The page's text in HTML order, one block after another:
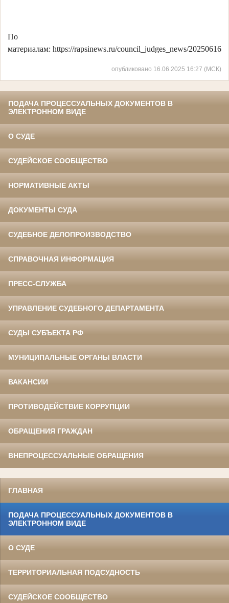
По
материалам: https://rapsinews.ru/council_judges_news/20250616/
опубликовано 16.06.2025 16:27 (МСК)
ПОДАЧА ПРОЦЕССУАЛЬНЫХ ДОКУМЕНТОВ В
ЭЛЕКТРОННОМ ВИДЕ
О СУДЕ
СУДЕЙСКОЕ СООБЩЕСТВО
НОРМАТИВНЫЕ АКТЫ
ДОКУМЕНТЫ СУДА
СУДЕБНОЕ ДЕЛОПРОИЗВОДСТВО
СПРАВОЧНАЯ ИНФОРМАЦИЯ
ПРЕСС-СЛУЖБА
УПРАВЛЕНИЕ СУДЕБНОГО ДЕПАРТАМЕНТА
СУДЫ СУБЪЕКТА РФ
МУНИЦИПАЛЬНЫЕ ОРГАНЫ ВЛАСТИ
ВАКАНСИИ
ПРОТИВОДЕЙСТВИЕ КОРРУПЦИИ
ОБРАЩЕНИЯ ГРАЖДАН
ВНЕПРОЦЕССУАЛЬНЫЕ ОБРАЩЕНИЯ
ГЛАВНАЯ
ПОДАЧА ПРОЦЕССУАЛЬНЫХ ДОКУМЕНТОВ В
ЭЛЕКТРОННОМ ВИДЕ
О СУДЕ
ТЕРРИТОРИАЛЬНАЯ ПОДСУДНОСТЬ
СУДЕЙСКОЕ СООБЩЕСТВО